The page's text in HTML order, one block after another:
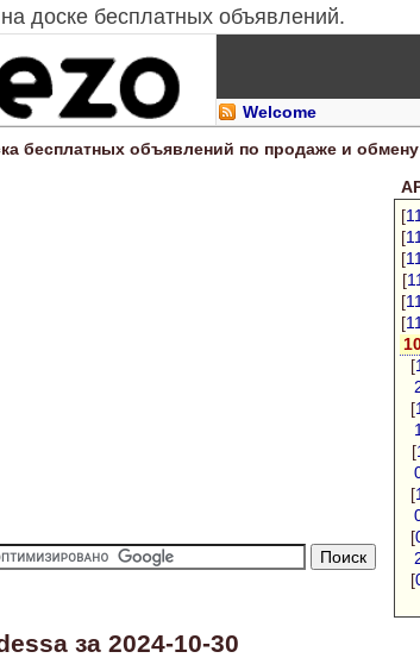
доске бесплатных объявлений.
Welcome
бесплатных объявлений по продаже и
[
[
[
[
[
[
[
[
[
[
[
[
за 2024-10-30